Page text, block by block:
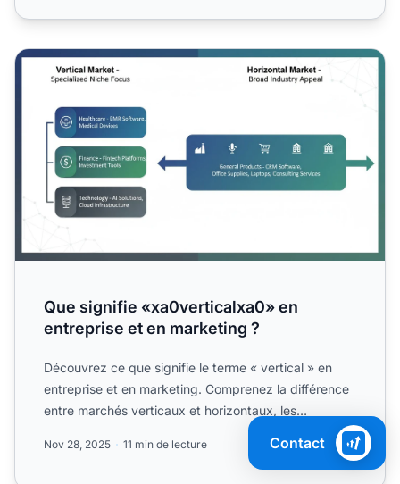
Que signifie «xa0verticalxa0» en entreprise et en
Que signifie «xa0verticalxa0» en
entreprise et en marketing ?
Découvrez ce que signifie le terme « vertical » en
entreprise et en marketing. Comprenez la différence
entre marchés verticaux et horizontaux, les
Nov 28, 2025 11 min de lecture Contact